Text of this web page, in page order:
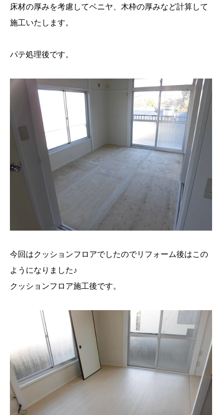
床材の厚みを考慮してベニヤ、木枠の厚みなど計算して
施工いたします。
パテ処理後です。
今回はクッションフロアでしたのでリフォーム後はこの
ようになりました♪
クッションフロア施工後です。